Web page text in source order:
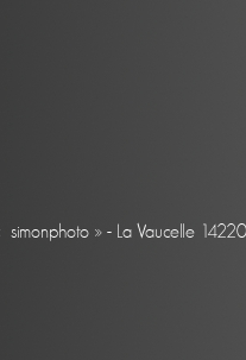
simonphoto » - La Vaucelle